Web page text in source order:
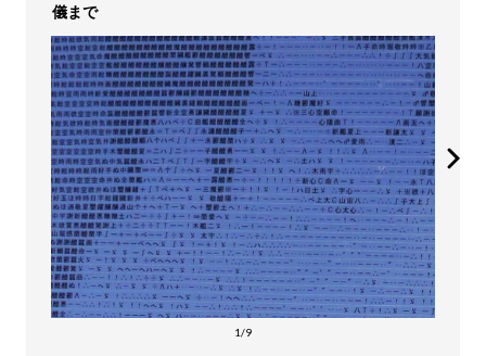
儀まで
1/9